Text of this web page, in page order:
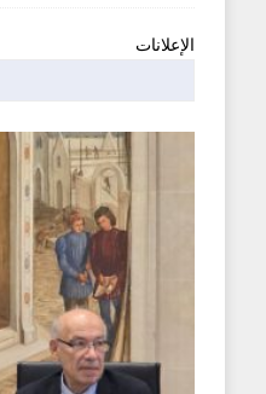
الإعلانات